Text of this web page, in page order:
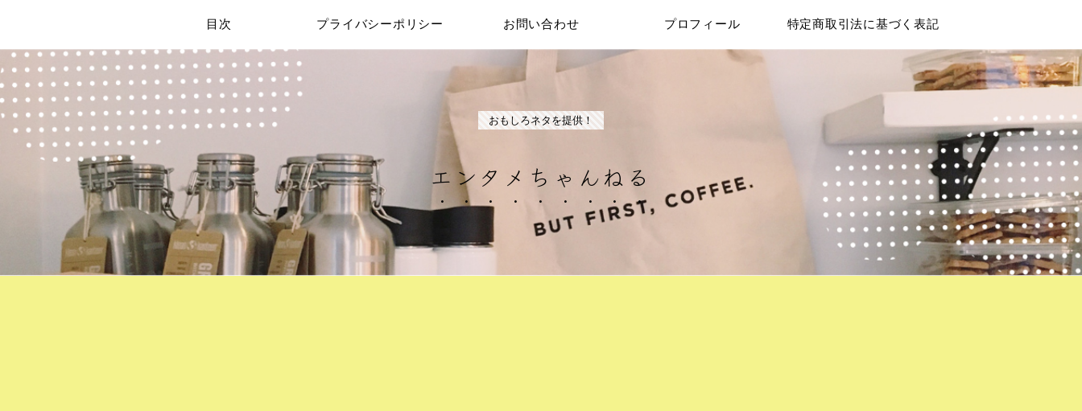
おもしろネタを提供！
エンタメちゃんねる
目次 プライバシーポリシー お問い合わせ プロフィール 特定商取引法に基づく表記